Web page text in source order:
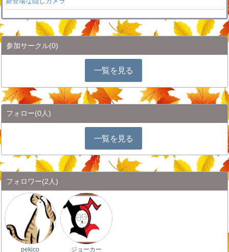
参加サークル(0)
一覧を見る
フォロー(0人)
一覧を見る
フォロワー(2人)
pekico ジョーカー